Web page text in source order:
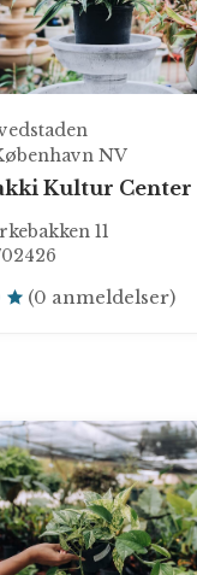
NV
Kultur Center
11
(0 anmeldelser)